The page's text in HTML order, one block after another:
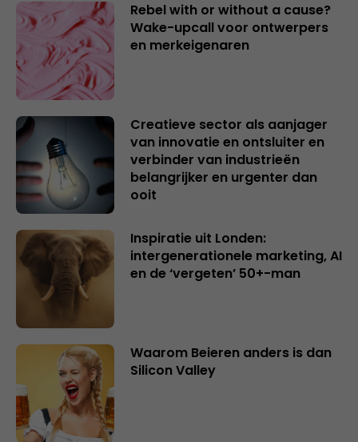
Rebel with or without a cause?
Wake-upcall voor ontwerpers
en merkeigenaren
Creatieve sector als aanjager
van innovatie en ontsluiter en
verbinder van industrieën
belangrijker en urgenter dan
ooit
Inspiratie uit Londen:
intergenerationele marketing, AI
en de ‘vergeten’ 50+-man
Waarom Beieren anders is dan
Silicon Valley